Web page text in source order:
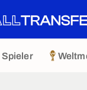
Spieler